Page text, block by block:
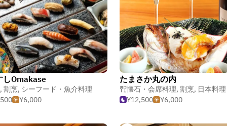
しOmakase
, 割烹, シーフード・魚介料理
¥6,000
たまさか丸の内
懐石・会席料理, 割烹, 日本料理
¥12,500
¥6,000